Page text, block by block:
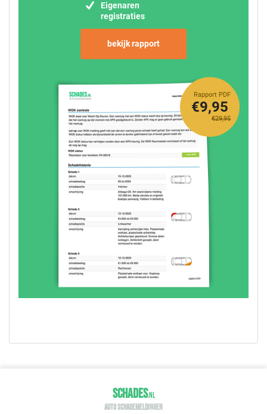
Eigenaren
registraties
bekijk rapport
Rapport PDF
€29,95
€9,95
SCHADES.NL
AUTO SCHADEMELDINGEN